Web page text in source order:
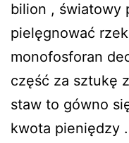
bilion , światowy
pielęgnować
monofosforan
część za sztukę
staw to gówno
kwota pieniędzy